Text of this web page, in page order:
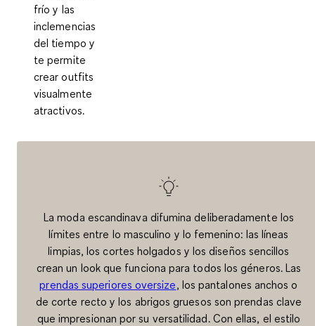
frío y las
inclemencias
del tiempo y
te permite
crear outfits
visualmente
atractivos.
La moda escandinava difumina deliberadamente los
límites entre lo masculino y lo femenino: las líneas
limpias, los cortes holgados y los diseños sencillos
crean un look que funciona para todos los géneros. Las
prendas superiores oversize, los pantalones anchos o
de corte recto y los abrigos gruesos son prendas clave
que impresionan por su versatilidad. Con ellas, el estilo